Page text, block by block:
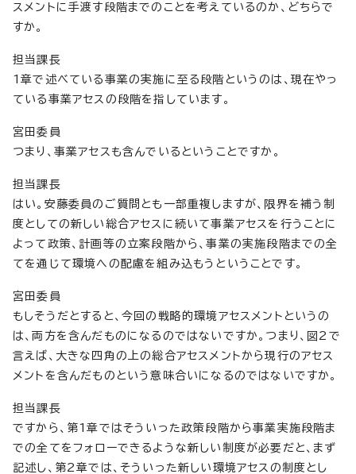
スメントに手渡す段階までのことを考えているのか、どちらで
すか。
担当課長
1章で述べている事業の実施に至る段階というのは、現在やっ
ている事業アセスの段階を指しています。
宮田委員
つまり、事業アセスも含んでいるということですか。
担当課長
はい。安藤委員のご質問とも一部重複しますが、限界を補う制
度としての新しい総合アセスに続いて事業アセスを行うことに
よって政策、計画等の立案段階から、事業の実施段階までの全
てを通じて環境への配慮を組み込もうということです。
宮田委員
もしそうだとすると、今回の戦略的環境アセスメントというの
は、両方を含んだものになるのではないですか。つまり、図2で
言えば、大きな四角の上の総合アセスメントから現行のアセス
メントを含んだものという意味合いになるのではないですか。
担当課長
ですから、第1章ではそういった政策段階から事業実施段階ま
での全てをフォローできるような新しい制度が必要だと、まず
記述し、第2章では、そういった新しい環境アセスの制度とし